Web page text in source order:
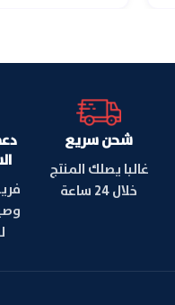
شحن سريع
غالبا يصلك المنتج
خلال 24 ساعة